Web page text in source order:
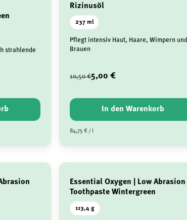
strahlende
Rizinusöl
237 ml
Pflegt intensiv Haut, Haare, Wimpern und
Brauen
10,50 €5,00 €
In den Warenkorb
84,75 € / l
Essential Oxygen | Low Abrasion
Toothpaste Wintergreen
113,4 g